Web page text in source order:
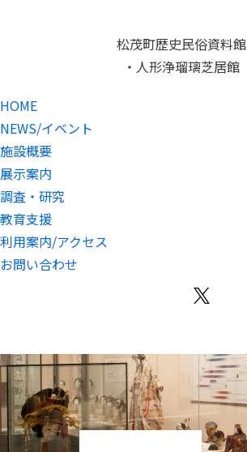
松茂町歴史民俗資料館
・人形浄瑠璃芝居館
HOME
NEWS/イベント
施設概要
展示案内
調査・研究
教育支援
利用案内/アクセス
お問い合わせ